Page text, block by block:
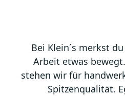
Bei Klein´s merkst
Arbeit etwas
stehen wir für
Spitzenqualität.